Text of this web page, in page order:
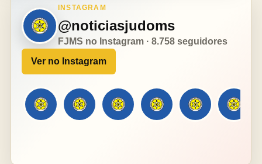
INSTAGRAM
@noticiasjudoms
FJMS no Instagram · 8.758 seguidores
Ver no Instagram